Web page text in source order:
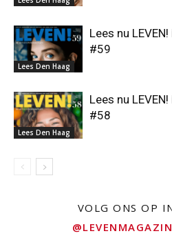
Lees Den Haag
Lees nu
#59
Lees Den Haag
Lees nu
#58
VOLG ONS OP